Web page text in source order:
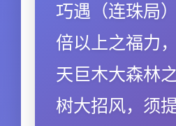
巧遇（连珠局
倍以上之福力
天巨木大森林
树大招风，须